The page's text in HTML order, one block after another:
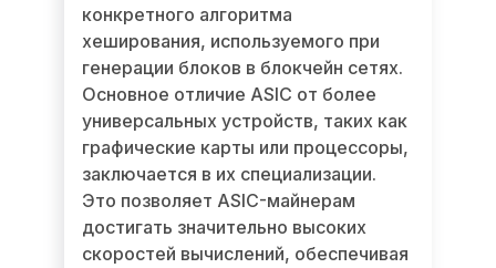
конкретного алгоритма
хеширования, используемого при
генерации блоков в блокчейн сетях.
Основное отличие ASIC от более
универсальных устройств, таких как
графические карты или процессоры,
заключается в их специализации.
Это позволяет ASIC-майнерам
достигать значительно высоких
скоростей вычислений, обеспечивая